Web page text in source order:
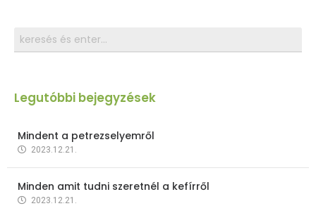
Legutóbbi bejegyzések
Mindent a petrezselyemről
2023.12.21.
Minden amit tudni szeretnél a kefírről
2023.12.21.